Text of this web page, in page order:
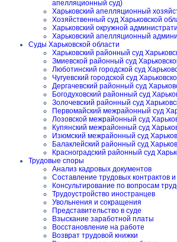
апелляционный суд)
Харьковский апелляционный
Хозяйственный суд Харьковской
Харьковский окружной
Харьковский апелляционный
Суды Харьковской области
Харьковский районный суд
Змиевской районный суд
Люботинский городской суд
Чугуевский городской суд
Дергачевский районный суд
Богодуховский районный суд
Золочевский районный суд
Первомайский межрайонный суд
Лозовской межрайонный суд
Купянский межрайонный суд
Изюмский межрайонный суд
Балаклейский районный суд
Красноградский районный суд
Трудовые споры
Анализ кадровых документов
Составление трудовых контрактов и
Консультирование по вопросам
Трудоустройство иностранцев
Увольнения и сокращения
Представительство в суде
Взыскание заработной платы
Восстановление на работе
Возврат трудовой книжки